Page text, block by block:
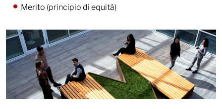
Merito (principio di equità)